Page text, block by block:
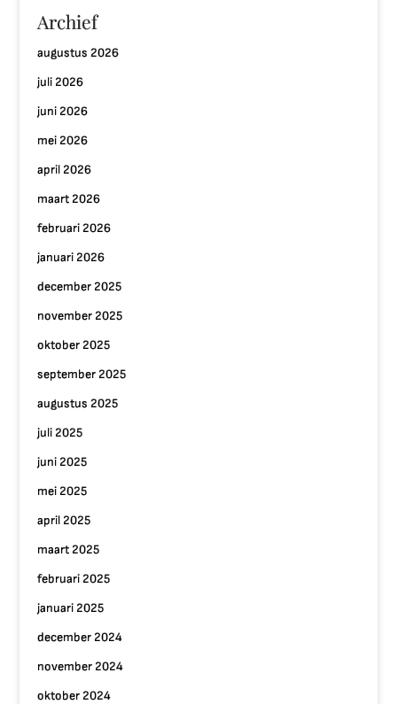
Archief
augustus 2026
juli 2026
juni 2026
mei 2026
april 2026
maart 2026
februari 2026
januari 2026
december 2025
november 2025
oktober 2025
september 2025
augustus 2025
juli 2025
juni 2025
mei 2025
april 2025
maart 2025
februari 2025
januari 2025
december 2024
november 2024
oktober 2024